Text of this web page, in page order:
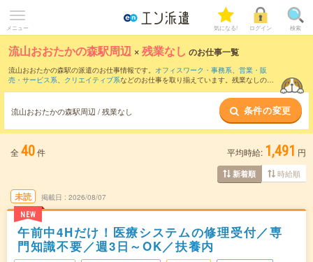
メニュー 気になる! ログイン 検索
流山おおたかの森駅周辺 ×残業なし のお仕事一覧
流山おおたかの森駅の派遣のお仕事情報です。 オフィスワーク・事務系、 営業・販
売・サービス系、 クリエイティブ系などのお仕事を取り揃えています。残業なしの条
流山おおたかの森駅周辺 / 残業なし 条件の変更
全 40件 平均時給: 1,491 円
新着順 時給順
未読
NEW
掲載日 2026/08/07
午前中4Hだけ！医療システムの修理受付／専
門知識不要／週3日～OK／扶養内